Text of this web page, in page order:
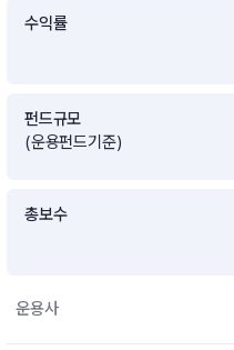
수익률
펀드규모
(운용펀드기준)
총보수
운용사
포트래빗
증여 솔루션
포트래빗 관리
국내 ETF 검색
ETF 분배금 Check
ETF트렌드
ETF 랭킹
펀드상품
펀드 비교투자정보